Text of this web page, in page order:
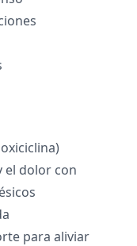
el dolor con
para aliviar